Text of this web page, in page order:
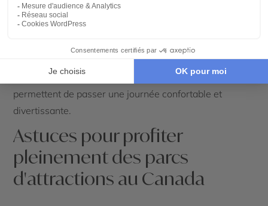
pour accueillir tous les visiteurs. On y trouve des aires
de repos ombragées, une grande diversité de
à mobilité réduite. Ces équipements assurent une visite
agréable, quel que soit le profil des visiteurs, et
permettent de passer une journée confortable et
divertissante.
Astuces pour profiter
pleinement des parcs
d'attractions au Canada